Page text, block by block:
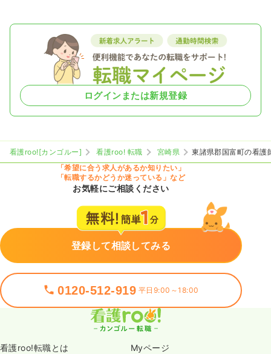
ログインまたは新規登録
看護roo![カンゴルー] 看護roo! 転職 宮崎県
東諸県郡国富町の看護
「希望に合う求人があるか知りたい」
「転職するかどうか迷っている」など
お気軽にご相談ください
登録して相談してみる
0120-512-919 平日9:00～18:00
看護roo!転職とは Myページ